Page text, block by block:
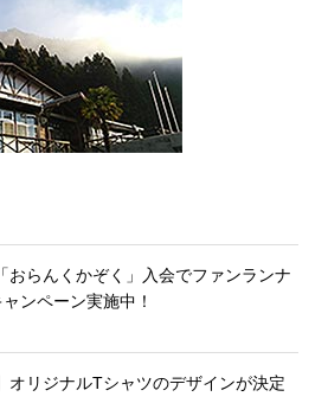
おらんくかぞく」入会でファンランナ
ンペーン実施中！
オリジナルTシャツのデザインが決定